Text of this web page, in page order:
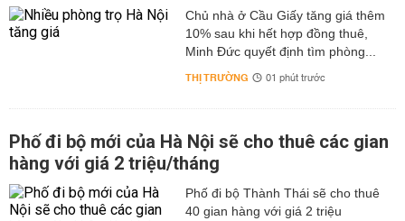
Chủ nhà ở Cầu Giấy tăng giá thêm
10% sau khi hết hợp đồng thuê,
Minh Đức quyết định tìm phòng...
THỊ TRƯỜNG 01 phút trước
Phố đi bộ mới của Hà Nội sẽ cho thuê các gian
hàng với giá 2 triệu/tháng
Phố đi bộ Thành Thái sẽ cho thuê
40 gian hàng với giá 2 triệu